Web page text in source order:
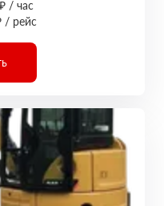
/ час
/ рейс